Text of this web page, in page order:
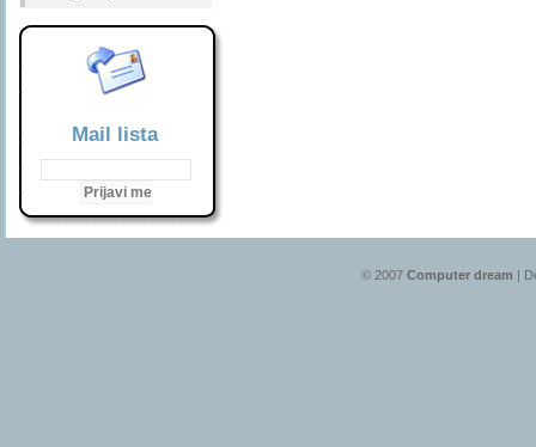
Mail lista
© 2007 Computer dream |